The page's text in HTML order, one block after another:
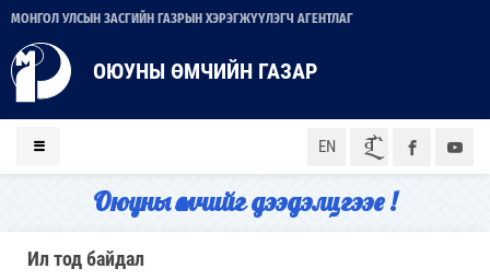
МОНГОЛ УЛСЫН ЗАСГИЙН ГАЗРЫН ХЭРЭГЖҮҮЛЭГЧ АГЕНТЛАГ
ОЮУНЫ ӨМЧИЙН ГАЗАР
EN ᠮᠣᠨ
Оюуны өмчийг дээдэлцгээе !
Ил тод байдал